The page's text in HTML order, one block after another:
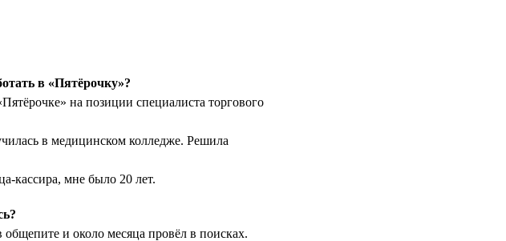
в «Пятёрочку»?
на позиции специалиста торгового
в медицинском колледже. Решила
кассира, мне было 20 лет.
и около месяца провёл в поисках.